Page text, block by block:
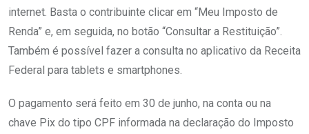
internet. Basta o contribuinte clicar em “Meu Imposto de
Renda” e, em seguida, no botão “Consultar a Restituição”.
Também é possível fazer a consulta no aplicativo da Receita
Federal para tablets e smartphones.
O pagamento será feito em 30 de junho, na conta ou na
chave Pix do tipo CPF informada na declaração do Imposto